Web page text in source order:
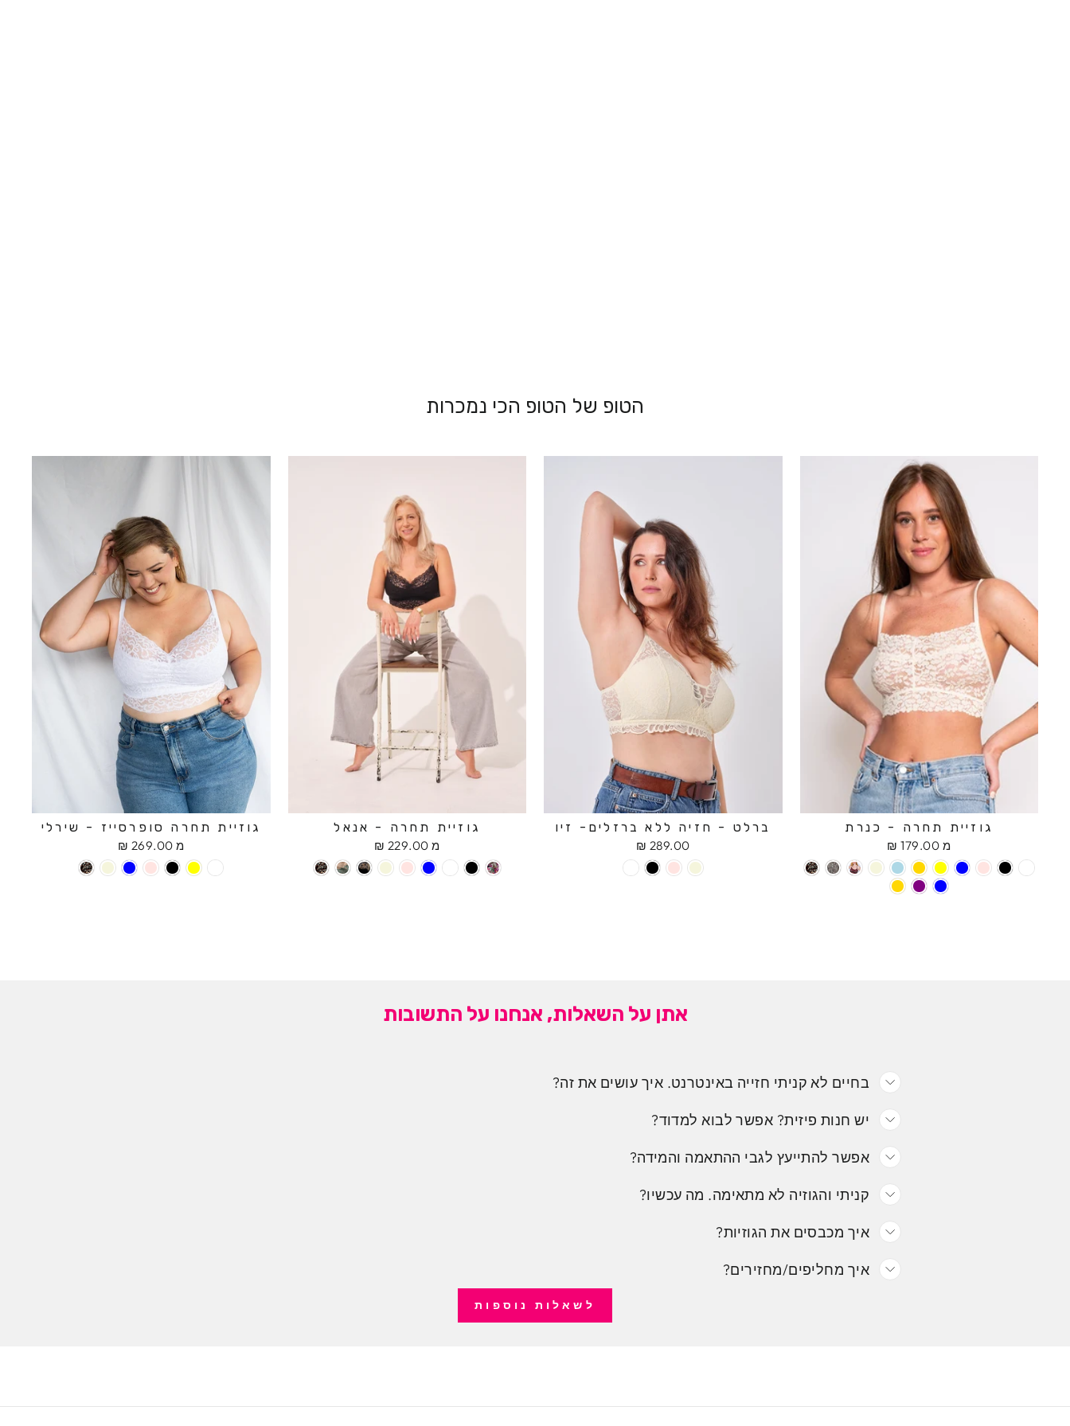
הטופ של הטופ הכי נמכרות
גוזיית תחרה סופרסייז - שירלי
מ 269.00 ₪
גוזיית תחרה - אנאל
מ 229.00 ₪
ברלט - חזיה ללא ברזלים- זיו
289.00 ₪
גוזיית תחרה - כנרת
מ 179.00 ₪
אתן על השאלות, אנחנו על התשובות
בחיים לא קניתי חזייה באינטרנט. איך עושים את זה?
יש חנות פיזית? אפשר לבוא למדוד?
אפשר להתייעץ לגבי ההתאמה והמידה?
קניתי והגוזיה לא מתאימה. מה עכשיו?
איך מכבסים את הגוזיות?
איך מחליפים/מחזירים?
לשאלות נוספות